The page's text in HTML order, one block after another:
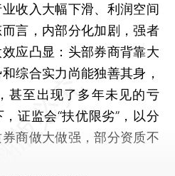
收入大幅下滑、利润空间
言，内部分化加剧，强者
应凸显：头部券商背靠大
综合实力尚能独善其身，
甚至出现了多年未见的亏
证监会“扶优限劣”，以分
商做大做强，部分资质不